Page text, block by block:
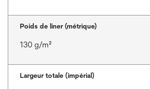
Poids de liner (métrique)
130 g/m²
Largeur totale (impérial)